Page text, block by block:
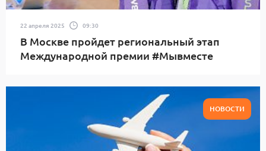
22 апреля 2025 09:30
В Москве пройдет региональный этап
Международной премии #Мывместе
НОВОСТИ